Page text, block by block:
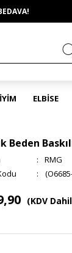
ELBİSE
Beden
:
RMG
(KDV